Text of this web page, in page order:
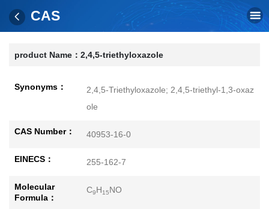
CAS
product Name： 2,4,5-triethyloxazole
Synonyms：
2,4,5-Triethyloxazole; 2,4,5-triethyl-1,3-oxaz
ole
CAS Number： 40953-16-0
EINECS： 255-162-7
Molecular
Formula：
C9H15NO